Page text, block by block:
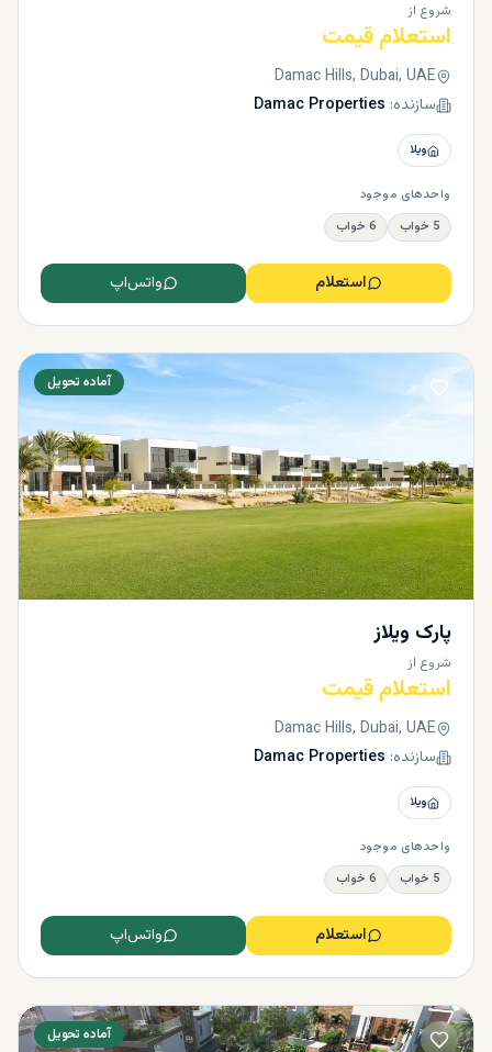
شروع از
استعلام قیمت
Damac Hills, Dubai, UAE
سازنده: Damac Properties
ویلا
واحدهای موجود
5 خواب
6 خواب
استعلام واتس‌اپ
آماده تحویل
پارک ویلاز
شروع از
استعلام قیمت
Damac Hills, Dubai, UAE
سازنده: Damac Properties
ویلا
واحدهای موجود
5 خواب
6 خواب
استعلام واتس‌اپ
آماده تحویل